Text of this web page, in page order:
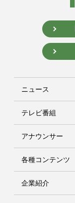
ニュース
テレビ番組
アナウンサー
各種コンテンツ
企業紹介